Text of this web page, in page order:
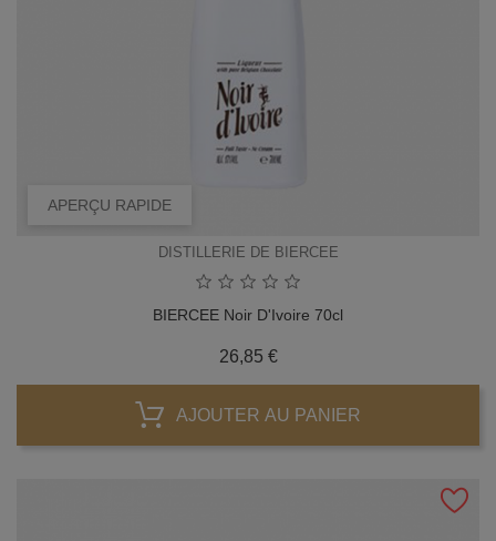
APERÇU RAPIDE
DISTILLERIE DE BIERCEE
BIERCEE Noir D'Ivoire 70cl
26,85 €Prix
AJOUTER AU PANIER